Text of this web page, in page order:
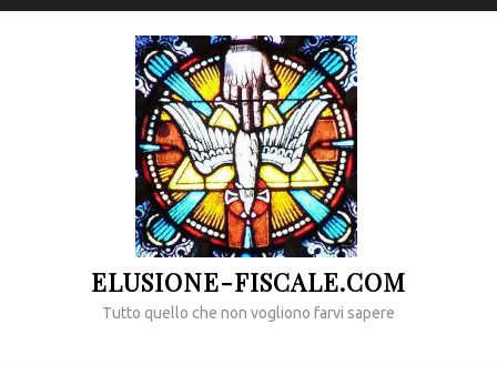
ELUSIONE-FISCALE.COM
Tutto quello che non vogliono farvi sapere